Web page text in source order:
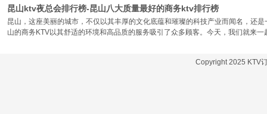
昆山ktv夜总会排行榜-昆山八大质量最好的商务ktv排行榜
昆山，这座美丽的城市，不仅以其丰厚的文化底蕴和璀璨的科技产业而闻名，还
山的商务KTV以其舒适的环境和高品质的服务吸引了众多顾客。今天，我们就来
Copyright 2025 KTV